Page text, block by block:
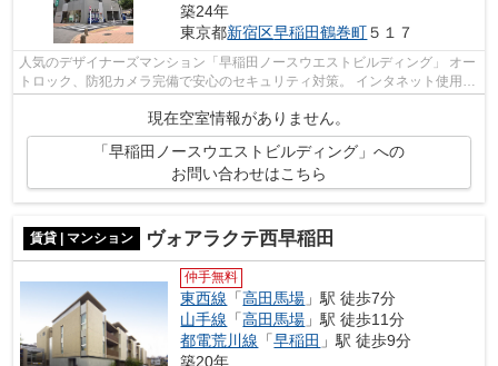
築24年
東京都新宿区早稲田鶴巻町５１７
人気のデザイナーズマンション「早稲田ノースウエストビルディング」 オー
トロック、防犯カメラ完備で安心のセキュリティ対策。 インタネット使用料
現在空室情報がありません。
「早稲田ノースウエストビルディング」への
お問い合わせはこちら
賃貸 | マンション ヴォアラクテ西早稲田
仲手無料
東西線 「高田馬場 」駅 徒歩7分
山手線 「高田馬場 」駅 徒歩11分
都電荒川線 「早稲田 」駅 徒歩9分
築20年